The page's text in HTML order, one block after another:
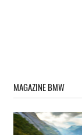
MAGAZINE BMW